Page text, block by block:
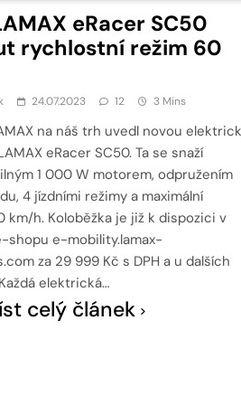
eRacer SC50
rychlostní režim 60
24.07.2023 12 3 Mins
na náš trh uvedl novou
eRacer SC50. Ta se snaží
1 000 W motorem, odpružením
4 jízdními režimy a maximální
km/h. Koloběžka je již k dispozici v
shopu e-mobility.lamax-
za 29 999 Kč s DPH a u dalších
elektrická…
celý článek